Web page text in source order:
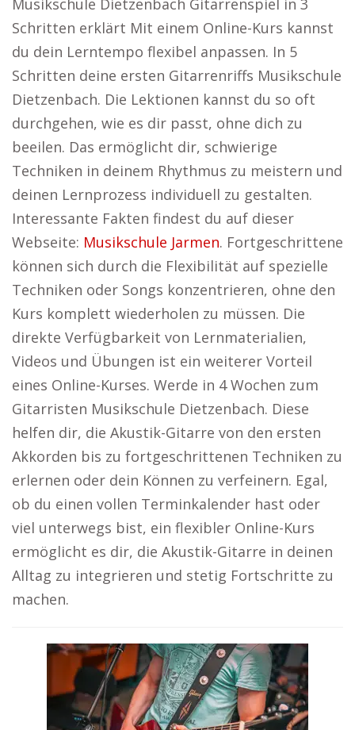
Musikschule Dietzenbach Gitarrenspiel in 3
Schritten erklärt Mit einem Online-Kurs kannst
du dein Lerntempo flexibel anpassen. In 5
Schritten deine ersten Gitarrenriffs Musikschule
Dietzenbach. Die Lektionen kannst du so oft
durchgehen, wie es dir passt, ohne dich zu
beeilen. Das ermöglicht dir, schwierige
Techniken in deinem Rhythmus zu meistern und
deinen Lernprozess individuell zu gestalten.
Interessante Fakten findest du auf dieser
Webseite: Musikschule Jarmen. Fortgeschrittene
können sich durch die Flexibilität auf spezielle
Techniken oder Songs konzentrieren, ohne den
Kurs komplett wiederholen zu müssen. Die
direkte Verfügbarkeit von Lernmaterialien,
Videos und Übungen ist ein weiterer Vorteil
eines Online-Kurses. Werde in 4 Wochen zum
Gitarristen Musikschule Dietzenbach. Diese
helfen dir, die Akustik-Gitarre von den ersten
Akkorden bis zu fortgeschrittenen Techniken zu
erlernen oder dein Können zu verfeinern. Egal,
ob du einen vollen Terminkalender hast oder
viel unterwegs bist, ein flexibler Online-Kurs
ermöglicht es dir, die Akustik-Gitarre in deinen
Alltag zu integrieren und stetig Fortschritte zu
machen.